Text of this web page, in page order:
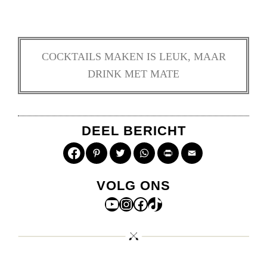
COCKTAILS MAKEN IS LEUK, MAAR
DRINK MET MATE
DEEL BERICHT
PinterestTwitterWhatsApp
Print
VOLG ONS
YouTube
Instagram
Facebook
TikTok